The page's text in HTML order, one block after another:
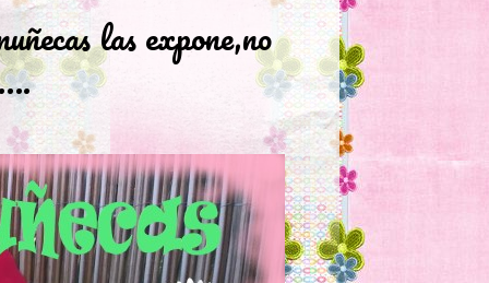
las expone,no